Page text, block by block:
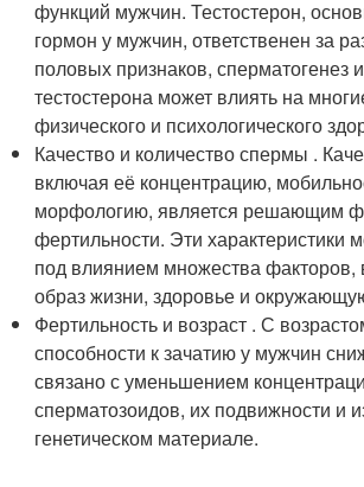
функций мужчин. Тестостерон,
гормон у мужчин, ответственен за
половых признаков, сперматогенез
тестостерона может влиять на
физического и психологического
Качество и количество спермы .
включая её концентрацию,
морфологию, является решающим
фертильности. Эти характеристики
под влиянием множества факторов,
образ жизни, здоровье и
Фертильность и возраст . С
способности к зачатию у мужчин
связано с уменьшением
сперматозоидов, их подвижности и
генетическом материале.